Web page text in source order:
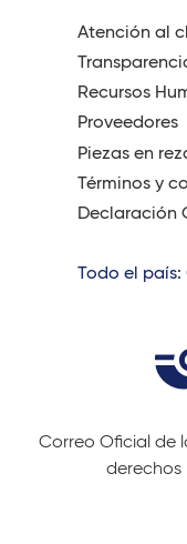
Atención al
Recursos
Proveedores
Piezas en
Términos y
Declaración
Todo el país:
Correo Oficial de
derechos